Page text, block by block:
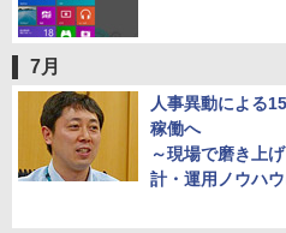
7月
人事異動による
稼働へ
～現場で磨き上
計・運用ノウハ